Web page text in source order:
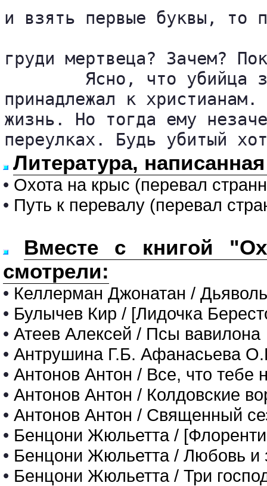
и взять первые буквы, то
груди мертвеца? Зачем?
принадлежал к
жизнь. Но тогда ему
переулках. Будь убитый
Литература,
• Охота на крыс (перевал
• Путь к перевалу (перевал
Вместе с книгой
смотрели:
• Келлерман Джонатан /
• Булычев Кир / [Лидочка
• Атеев Алексей / Псы вавилона
• Антрушина Г.Б. Афанасьева
• Антонов Антон / Все, что тебе
• Антонов Антон / Колдовские
• Антонов Антон / Священный
• Бенцони Жюльетта /
• Бенцони Жюльетта / Любовь и
• Бенцони Жюльетта / Три